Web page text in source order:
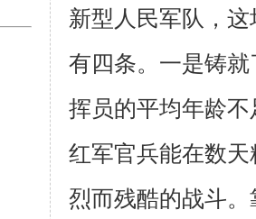
新型人民军队，
有四条。 一是铸就
挥员的平均年龄不
红军官兵能在数
烈而残酷的战斗